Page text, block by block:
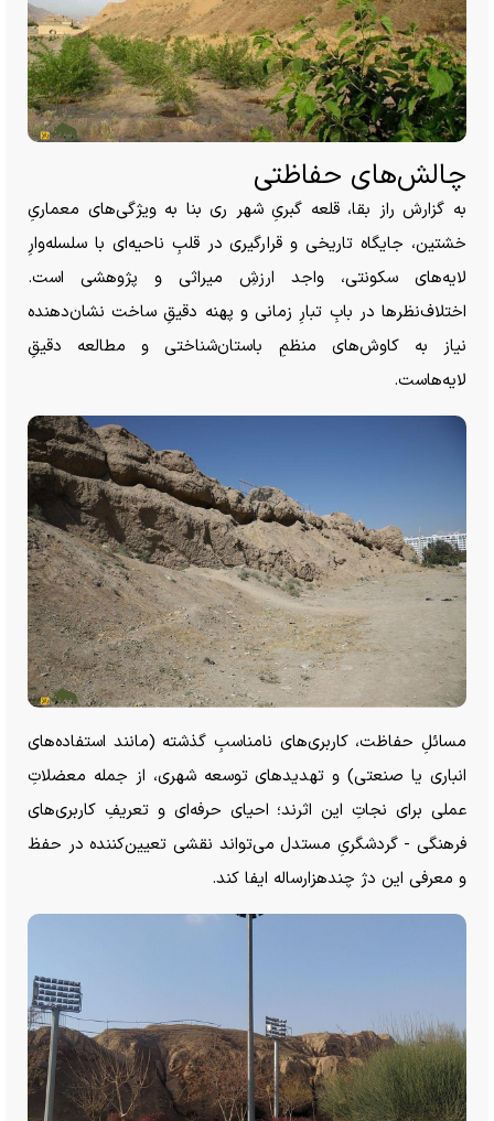
چالش‌های حفاظتی
به گزارش راز بقا، قلعه گبریِ شهر ری بنا به ویژگی‌های معماریِ
خشتین، جایگاه تاریخی و قرارگیری در قلبِ ناحیه‌ای با سلسله‌وارِ
لایه‌های سکونتی، واجد ارزشِ میراثی و پژوهشی است.
اختلاف‌نظر‌ها در بابِ تبارِ زمانی و پهنه دقیقِ ساخت نشان‌دهنده
نیاز به کاوش‌های منظمِ باستان‌شناختی و مطالعه دقیقِ
لایه‌هاست.
مسائلِ حفاظت، کاربری‌های نامناسبِ گذشته (مانند استفاده‌های
انباری یا صنعتی) و تهدید‌های توسعه شهری، از جمله معضلاتِ
عملی برای نجاتِ این اثرند؛ احیای حرفه‌ای و تعریفِ کاربری‌های
فرهنگی - گردشگریِ مستدل می‌تواند نقشی تعیین‌کننده در حفظ
و معرفی این دژ چندهزارساله ایفا کند.